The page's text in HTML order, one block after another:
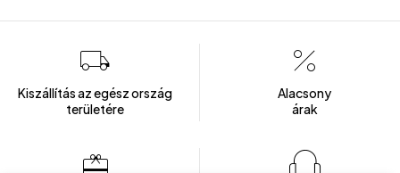
Kiszállítás az egész ország
területére
Alacsony
árak